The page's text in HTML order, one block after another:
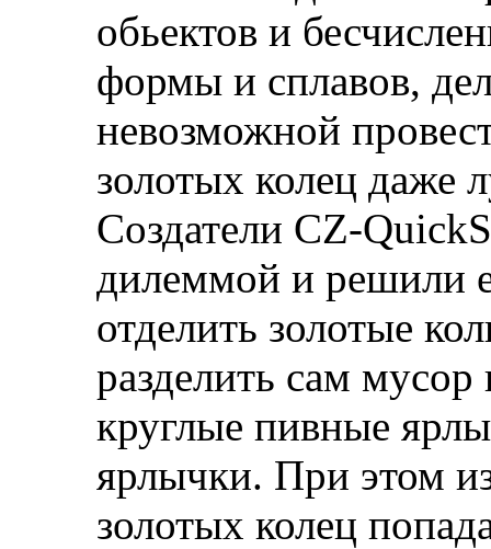
обьектов и
формы и сплавов,
невозможной
золотых колец даже
Создатели CZ-
дилеммой и решили
отделить золотые
разделить сам мусор
круглые пивные
ярлычки. При этом
золотых колец